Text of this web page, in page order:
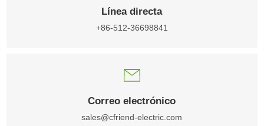
Línea directa
+86-512-36698841
Correo electrónico
sales@cfriend-electric.com